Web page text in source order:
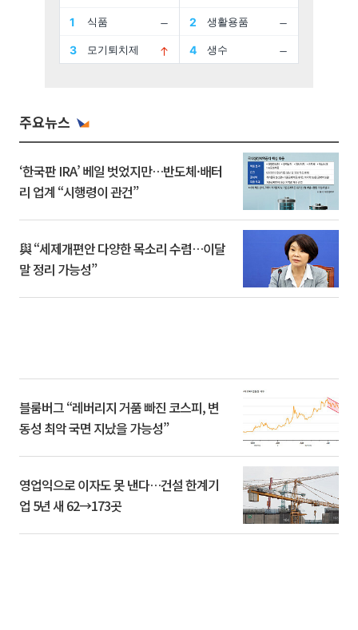
주요뉴스
‘한국판 IRA’ 베일 벗었지만…반도체·배터
리 업계 “시행령이 관건”
與 “세제개편안 다양한 목소리 수렴…이달
말 정리 가능성”
블룸버그 “레버리지 거품 빠진 코스피, 변
동성 최악 국면 지났을 가능성”
영업익으로 이자도 못 낸다…건설 한계기
업 5년 새 62→173곳